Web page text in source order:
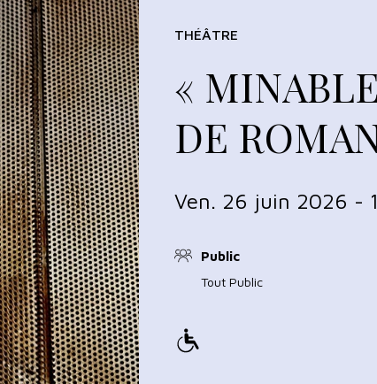
«
DE
THÉÂTRE
Ven. 26 juin 2026 -
Public
Tout Public